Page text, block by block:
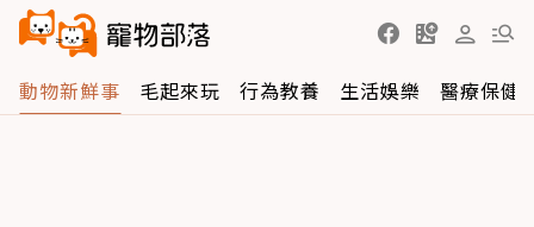
動物新鮮事 毛起來玩 行為教養 生活娛樂 醫療保健